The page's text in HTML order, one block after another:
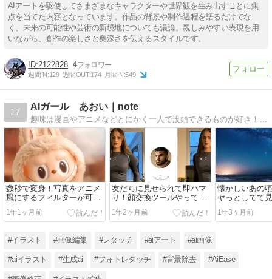
AIアートを駆使してさまざまなキャラクターや世界観を生み出すことに焦
点を当てた内容となっています。作品の背景や制作過程を語るだけでな
く、未来の可能性や芸術の新境地についても議論。親しみやすい表現を用
いながら、創作の楽しさと奥深さを伝えるスタイルです。
2122828 4
週間IN:129 週間OUT:174 月間IN:549
17
AIガール あおい｜note
趣味は漫画やアニメなどとにかく一人で没頭できるものが好き！ そんな私は小さいころから暇あれば絵を描き、愛し、大人になったら絶対漫画家になろうと思ってました。 そんな私がAIと出会った。
数秒で変身！写真をアニメ
風にするフィルターが可愛
すぎる♡
1年1ヶ月前
友だちに見せられて即ハマ
り！顔交換ツールやってみ
た
1年2ヶ月前
懐かしいあの
ヤっとしてて
い・・そんな
決！！！動画
1年3ヶ月前
#イラスト #画像編集 #レタッチ #aiアート #ai画像
#aiイラスト #生成ai #フォトレタッチ #背景除去 #AiEase